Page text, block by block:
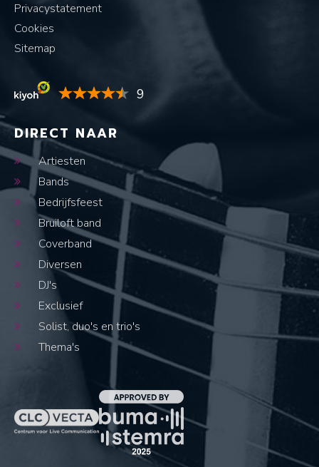
Privacystatement
Cookies
Sitemap
9
DIRECT NAAR
Artiesten
Bands
Bedrijfsfeest
Bruiloft band
Coverband
Diversen
DJ's
Exclusief
Solist, duo's en trio's
Thema's